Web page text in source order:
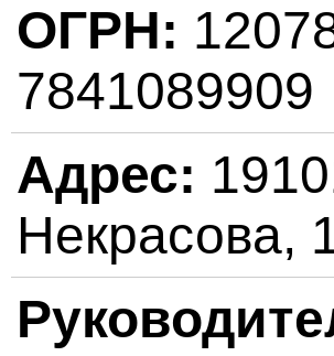
ОГРН:
7841089909
Адрес:
Некрасова,